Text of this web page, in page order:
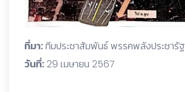
ที่มา:ทีมประชาสัมพันธ์ พรรคพลังประชารัฐ
วันที่: 29 เมษายน 2567